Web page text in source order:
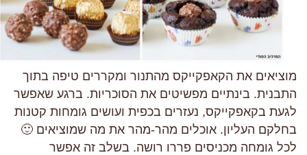
מוציאים את הקאפקייקס מהתנור ומקררים טיפה בתוך
התבנית. בינתיים מפשיטים את הסוכריות. ברגע שאפשר
לגעת בקאפקייקס, נעזרים בכפית ועושים גומחות קטנות
בחלקם העליון. אוכלים מהר-מהר את מה שמוציאים 🙂
לכל גומחה מכניסים פררו רושה. בשלב זה אפשר